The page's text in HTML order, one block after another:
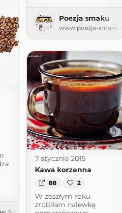
Poezja smaku
www.poezja-smaku.pl
7 stycznia 2015
Kawa korzenna
88 2
W zeszłym roku
zrobiłam nalewkę